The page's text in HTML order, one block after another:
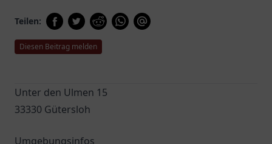
Teilen:
Diesen Beitrag melden
Unter den Ulmen 15
33330 Gütersloh
Umgebungsinfos